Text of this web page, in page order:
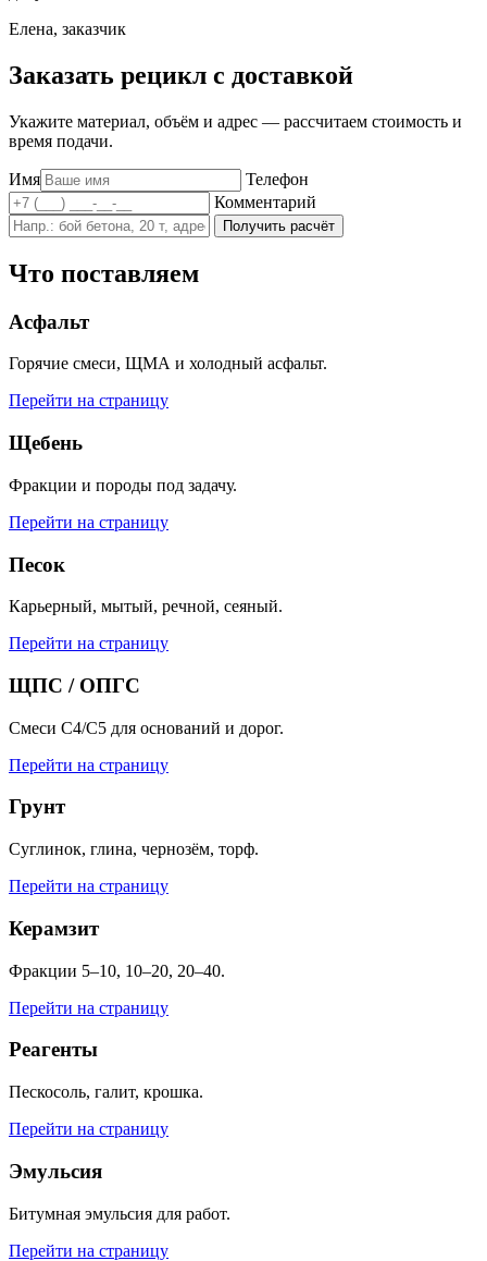
Елена, заказчик
Заказать рецикл с доставкой
Укажите материал, объём и адрес — рассчитаем стоимость и
время подачи.
Имя
Телефон
Комментарий
Получить расчёт
Что поставляем
Асфальт
Горячие смеси, ЩМА и холодный асфальт.
Перейти на страницу
Щебень
Фракции и породы под задачу.
Перейти на страницу
Песок
Карьерный, мытый, речной, сеяный.
Перейти на страницу
ЩПС / ОПГС
Смеси С4/С5 для оснований и дорог.
Перейти на страницу
Грунт
Суглинок, глина, чернозём, торф.
Перейти на страницу
Керамзит
Фракции 5–10, 10–20, 20–40.
Перейти на страницу
Реагенты
Пескосоль, галит, крошка.
Перейти на страницу
Эмульсия
Битумная эмульсия для работ.
Перейти на страницу